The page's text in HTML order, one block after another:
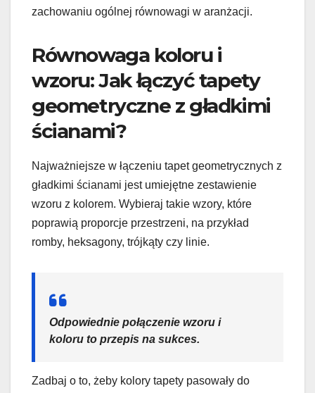
zachowaniu ogólnej równowagi w aranżacji.
Równowaga koloru i
wzoru: Jak łączyć tapety
geometryczne z gładkimi
ścianami?
Najważniejsze w łączeniu tapet geometrycznych z
gładkimi ścianami jest umiejętne zestawienie
wzoru z kolorem. Wybieraj takie wzory, które
poprawią proporcje przestrzeni, na przykład
romby, heksagony, trójkąty czy linie.
Odpowiednie połączenie wzoru i
koloru to przepis na sukces.
Zadbaj o to, żeby kolory tapety pasowały do